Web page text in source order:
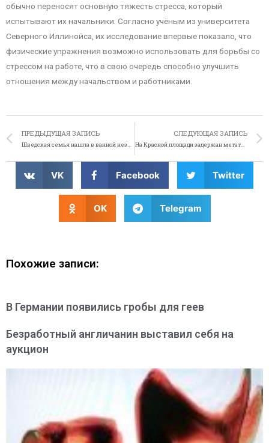
обычно переносят основную тяжесть стресса, который
испытывают их начальники. Согласно учёным из университета
Северного Иллинойса, их исследование впервые показало, что
физические упражнения возможно использовать для борьбы со
стрессом на работе, что в свою очередь способно улучшить
отношения между начальством и работниками.
ПРЕДЫДУЩАЯ ЗАПИСЬ
Шведская семья нашла в ванной незнакомца
СЛЕДУЮЩАЯ ЗАПИСЬ
На Красной площади задержан метатель туалетной бумаги
VK Facebook Twitter
OK Telegram
Похожие записи:
В Германии появились гробы для геев
Безработный англичанин выставил себя на
аукцион